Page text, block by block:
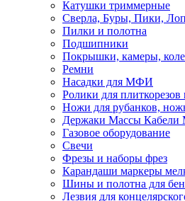
Катушки триммерные
Сверла, Буры, Пики,
Пилки и полотна
Подшипники
Покрышки, камеры,
Ремни
Насадки для МФИ
Ролики для плиткорезов
Ножи для рубанков,
Держаки Массы Кабели
Газовое оборудование
Свечи
Фрезы и наборы фрез
Карандаши маркеры
Шины и полотна для
Лезвия для